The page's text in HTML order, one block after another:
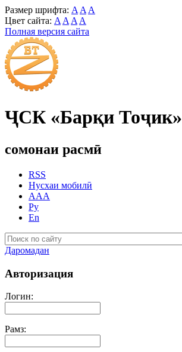
Размер шрифта: A A A
Цвет сайта: A A A A
Полная версия сайта
ҶСК «Барқи Тоҷик»
сомонаи расмӣ
RSS
Нусхаи мобилӣ
AAA
Ру
En
Даромадан
Авторизация
Логин:
Рамз: